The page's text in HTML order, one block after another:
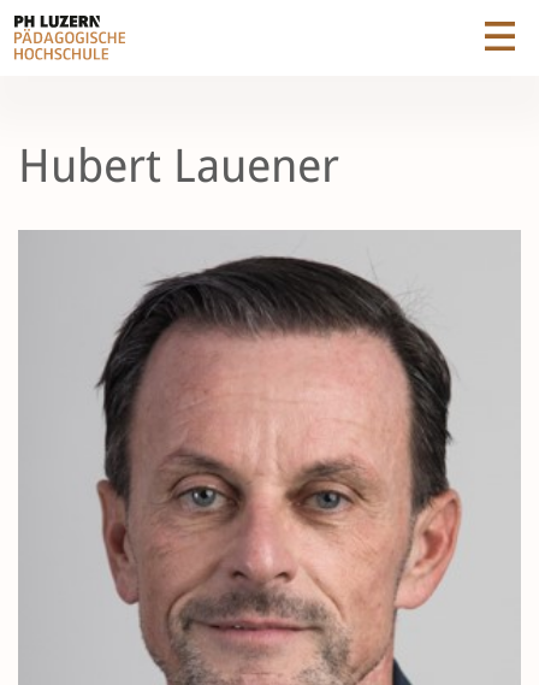
Hubert Lauener